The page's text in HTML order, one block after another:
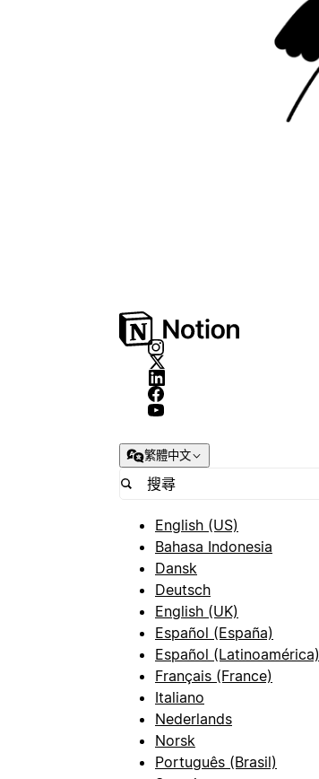
繁體中文
English (US)
Bahasa Indonesia
Dansk
Deutsch
English (UK)
Español (España)
Español (Latinoamérica)
Français (France)
Italiano
Nederlands
Norsk
Português (Brasil)